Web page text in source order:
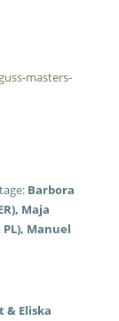
masters-
Barbora
Maja
PL), Manuel
& Eliska